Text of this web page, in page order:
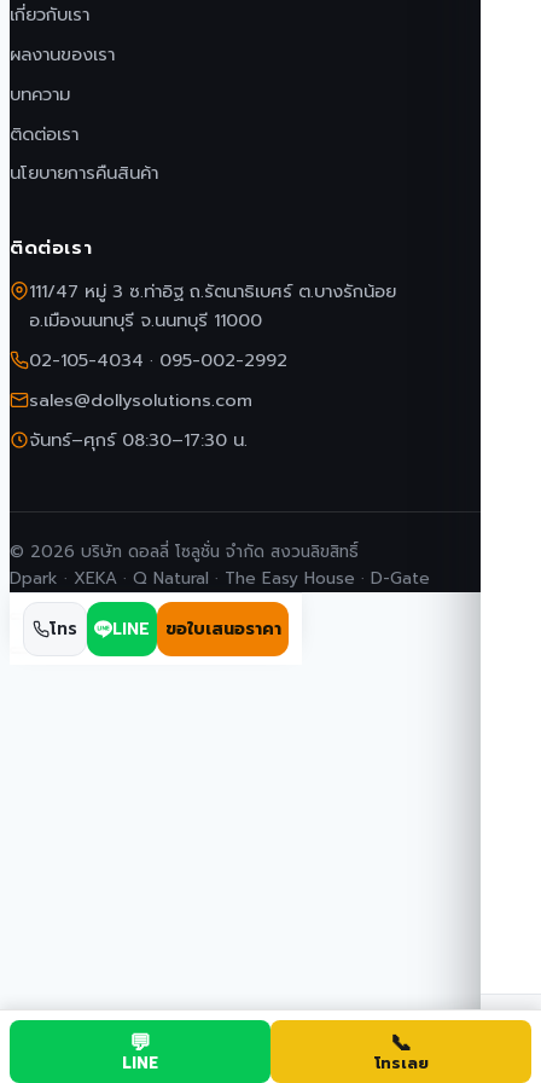
เกี่ยวกับเรา
ผลงานของเรา
บทความ
ติดต่อเรา
นโยบายการคืนสินค้า
ติดต่อเรา
111/47 หมู่ 3 ซ.ท่าอิฐ ถ.รัตนาธิเบศร์ ต.บางรักน้อย
อ.เมืองนนทบุรี จ.นนทบุรี 11000
02-105-4034 · 095-002-2992
sales@dollysolutions.com
จันทร์–ศุกร์ 08:30–17:30 น.
© 2026 บริษัท ดอลลี่ โซลูชั่น จำกัด สงวนลิขสิทธิ์
Dpark · XEKA · Q Natural · The Easy House · D-Gate
โทร LINE ขอใบเสนอราคา
💬
LINE
📞
โทรเลย